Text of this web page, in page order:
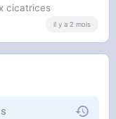
cicatrices
il y a 2 mois